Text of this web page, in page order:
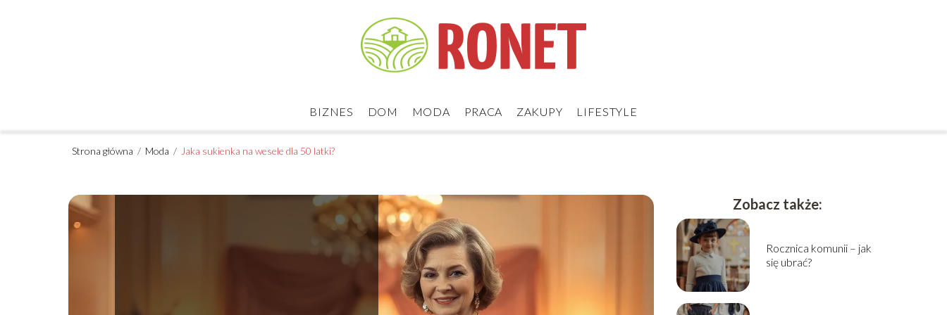
BIZNES DOM MODA PRACA ZAKUPY LIFESTYLE
Strona główna / Moda / Jaka sukienka na wesele dla 50 latki?
Zobacz także:
Rocznica komunii – jak
się ubrać?